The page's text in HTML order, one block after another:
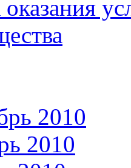
2010
2010